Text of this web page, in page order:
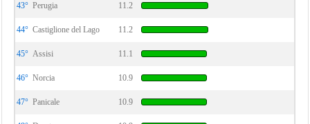
43° Perugia 11.2
44° Castiglione del Lago 11.2
45° Assisi 11.1
46° Norcia 10.9
47° Panicale 10.9